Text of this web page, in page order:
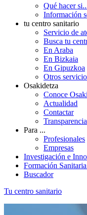
Qué hacer
Información
tu centro sanitario
Servicio de
Busca tu
En Araba
En Bizkaia
En Gipuzkoa
Otros
Osakidetza
Conoce
Actualidad
Contactar
Para ...
Profesionales
Empresas
Investigación e
Formación
Buscador
Tu centro sanitario